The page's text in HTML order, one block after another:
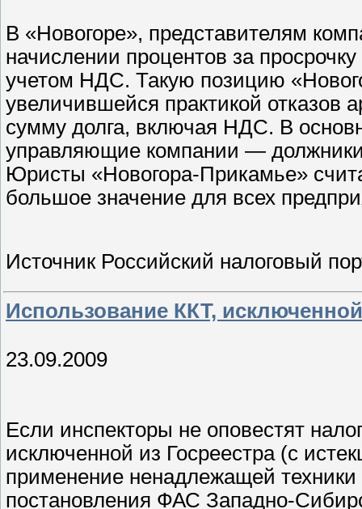
В «Новогоре», представителям
начислении процентов за
учетом НДС. Такую позицию
увеличившейся практикой отказов
сумму долга, включая НДС. В
управляющие компании —
Юристы «Новогора-Прикамье»
большое значение для всех
Источник Российский налоговый
Использование ККТ,
23.09.2009
Если инспекторы не оповестят
исключенной из Госреестра (с
применение ненадлежащей
постановления ФАС Западно-